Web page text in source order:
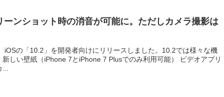
ーンショット時の消音が可能に。ただしカメラ撮影は
iOSの「10.2」を開発者向けにリリースしました。10.2では様々な機
しい壁紙（iPhone 7とiPhone 7 Plusでのみ利用可能） ビデオアプリ
...